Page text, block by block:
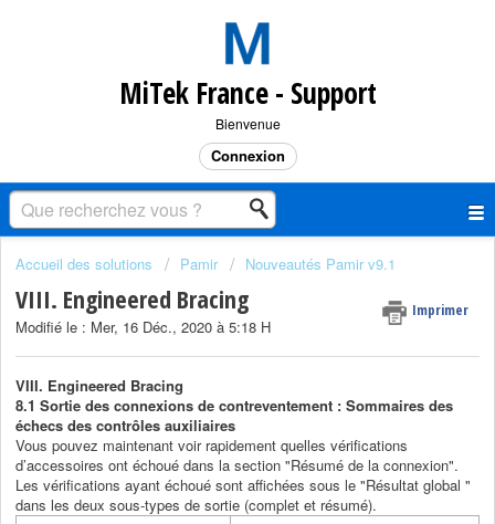
MiTek France - Support
Bienvenue
Connexion
Accueil des solutions Pamir Nouveautés Pamir v9.1
VIII. Engineered Bracing Imprimer
Modifié le : Mer, 16 Déc., 2020 à 5:18 H
VIII. Engineered Bracing
8.1 Sortie des connexions de contreventement : Sommaires des
échecs des contrôles auxiliaires
Vous pouvez maintenant voir rapidement quelles vérifications
d’accessoires ont échoué dans la section "Résumé de la connexion".
Les vérifications ayant échoué sont affichées sous le "Résultat global "
dans les deux sous-types de sortie (complet et résumé).